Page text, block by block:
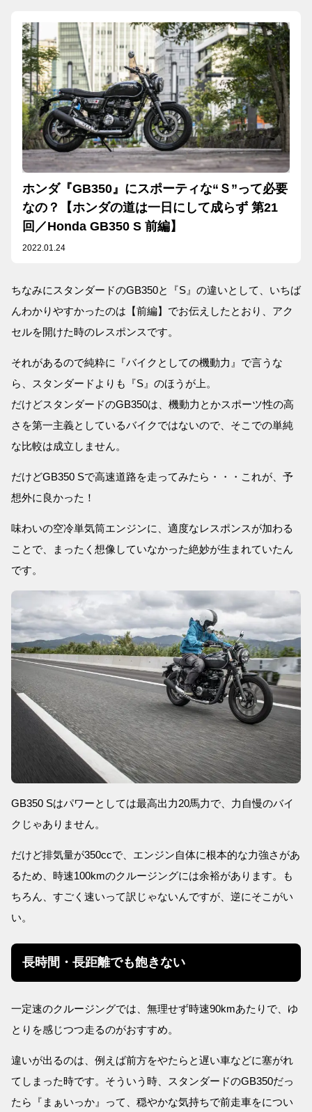
ホンダ『GB350』にスポーティな“Ｓ”って必要
なの？【ホンダの道は一日にして成らず 第21
回／Honda GB350 S 前編】
2022.01.24
ちなみにスタンダードのGB350と『S』の違いとして、いちば
んわかりやすかったのは【前編】でお伝えしたとおり、アク
セルを開けた時のレスポンスです。
それがあるので純粋に『バイクとしての機動力』で言うな
ら、スタンダードよりも『S』のほうが上。
だけどスタンダードのGB350は、機動力とかスポーツ性の高
さを第一主義としているバイクではないので、そこでの単純
な比較は成立しません。
だけどGB350 Sで高速道路を走ってみたら・・・これが、予
想外に良かった！
味わいの空冷単気筒エンジンに、適度なレスポンスが加わる
ことで、まったく想像していなかった絶妙が生まれていたん
です。
GB350 Sはパワーとしては最高出力20馬力で、力自慢のバイ
クじゃありません。
だけど排気量が350ccで、エンジン自体に根本的な力強さがあ
るため、時速100kmのクルージングには余裕があります。も
ちろん、すごく速いって訳じゃないんですが、逆にそこがい
い。
長時間・長距離でも飽きない
一定速のクルージングでは、無理せず時速90kmあたりで、ゆ
とりを感じつつ走るのがおすすめ。
違いが出るのは、例えば前方をやたらと遅い車などに塞がれ
てしまった時です。そういう時、スタンダードのGB350だっ
たら『まぁいっか』って、穏やかな気持ちで前走車をについ